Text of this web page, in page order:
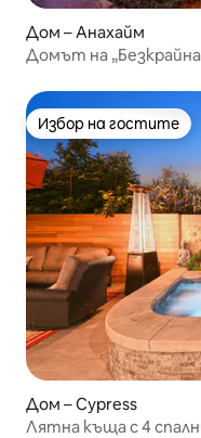
Дом – Анахайм
Домът на
Избор на гостите
Избор на гостите
Дом – Cypress
Лятна къща с 4